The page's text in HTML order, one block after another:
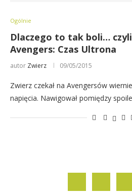
Ogólnie
Dlaczego to tak boli…
Avengers: Czas Ultrona
autor Zwierz 09/05/2015
Zwierz czekał na Avengersów
napięcia. Nawigował pomiędzy